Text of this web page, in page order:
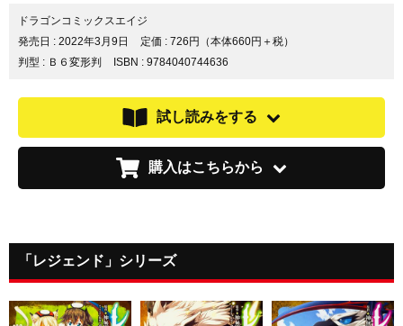
ア
ア
ドラゴンコミックスエイジ
発売日 : 2022年3月9日
定価 : 726円（本体660円＋税）
判型 : Ｂ６変形判
ISBN : 9784040744636
試し読みをする
購入はこちらから
「レジェンド」シリーズ